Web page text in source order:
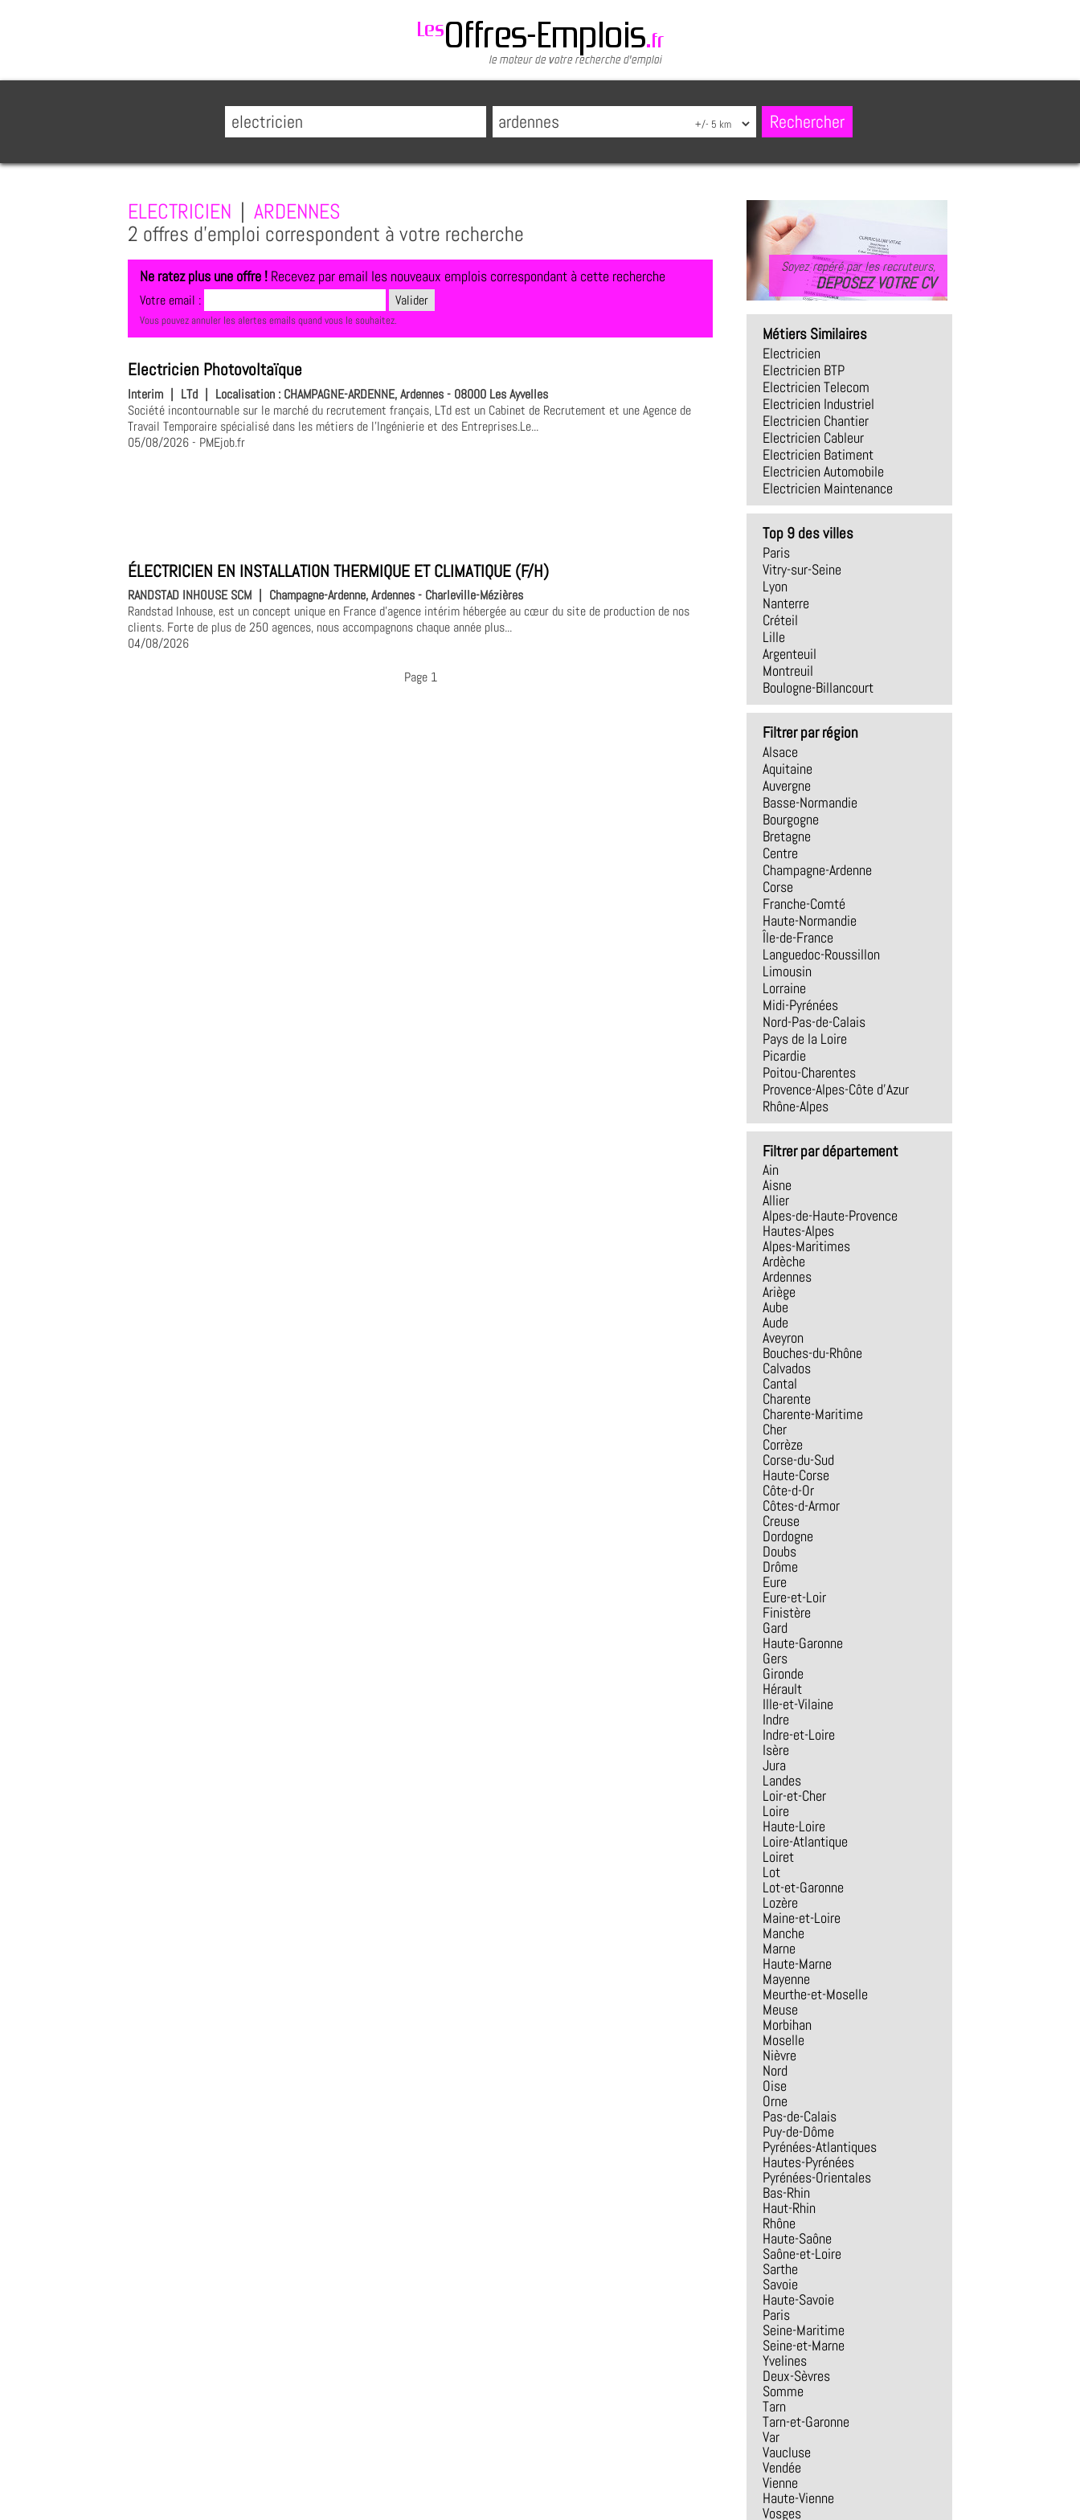
ELECTRICIEN
ARDENNES
2 offres d'emploi correspondent à votre recherche
Ne ratez plus une offre ! Recevez par email les nouveaux emplois correspondant à cette recherche
Votre email :
Vous pouvez annuler les alertes emails quand vous le souhaitez.
Electricien Photovoltaïque
Interim | LTd | Localisation : CHAMPAGNE-ARDENNE, Ardennes - 08000 Les Ayvelles
Société incontournable sur le marché du recrutement français, LTd est un Cabinet de Recrutement et une Agence de
Travail Temporaire spécialisé dans les métiers de l'Ingénierie et des Entreprises.Le...
05/08/2026- PMEjob.fr
ÉLECTRICIEN EN INSTALLATION THERMIQUE ET CLIMATIQUE (F/H)
RANDSTAD INHOUSE SCM
Champagne-Ardenne, Ardennes - Charleville-Mézières
Randstad Inhouse, est un concept unique en France d'agence intérim hébergée au cœur du site de production de nos
clients. Forte de plus de 250 agences, nous accompagnons chaque année plus...
04/08/2026
Page 1
Soyez repéré par les recruteurs,
DEPOSEZ VOTRE CV
Métiers Similaires
Electricien
Electricien BTP
Electricien Telecom
Electricien Industriel
Electricien Chantier
Electricien Cableur
Electricien Batiment
Electricien Automobile
Electricien Maintenance
Top 9 des villes
Paris
Vitry-sur-Seine
Lyon
Nanterre
Créteil
Lille
Argenteuil
Montreuil
Boulogne-Billancourt
Filtrer par région
Alsace
Aquitaine
Auvergne
Basse-Normandie
Bourgogne
Bretagne
Centre
Champagne-Ardenne
Corse
Franche-Comté
Haute-Normandie
Île-de-France
Languedoc-Roussillon
Limousin
Lorraine
Midi-Pyrénées
Nord-Pas-de-Calais
Pays de la Loire
Picardie
Poitou-Charentes
Provence-Alpes-Côte d'Azur
Rhône-Alpes
Filtrer par département
Ain
Aisne
Allier
Alpes-de-Haute-Provence
Hautes-Alpes
Alpes-Maritimes
Ardèche
Ardennes
Ariège
Aube
Aude
Aveyron
Bouches-du-Rhône
Calvados
Cantal
Charente
Charente-Maritime
Cher
Corrèze
Corse-du-Sud
Haute-Corse
Côte-d-Or
Côtes-d-Armor
Creuse
Dordogne
Doubs
Drôme
Eure
Eure-et-Loir
Finistère
Gard
Haute-Garonne
Gers
Gironde
Hérault
Ille-et-Vilaine
Indre
Indre-et-Loire
Isère
Jura
Landes
Loir-et-Cher
Loire
Haute-Loire
Loire-Atlantique
Loiret
Lot
Lot-et-Garonne
Lozère
Maine-et-Loire
Manche
Marne
Haute-Marne
Mayenne
Meurthe-et-Moselle
Meuse
Morbihan
Moselle
Nièvre
Nord
Oise
Orne
Pas-de-Calais
Puy-de-Dôme
Pyrénées-Atlantiques
Hautes-Pyrénées
Pyrénées-Orientales
Bas-Rhin
Haut-Rhin
Rhône
Haute-Saône
Saône-et-Loire
Sarthe
Savoie
Haute-Savoie
Paris
Seine-Maritime
Seine-et-Marne
Yvelines
Deux-Sèvres
Somme
Tarn
Tarn-et-Garonne
Var
Vaucluse
Vendée
Vienne
Haute-Vienne
Vosges